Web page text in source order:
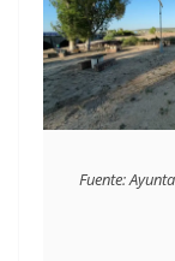
Fuente: